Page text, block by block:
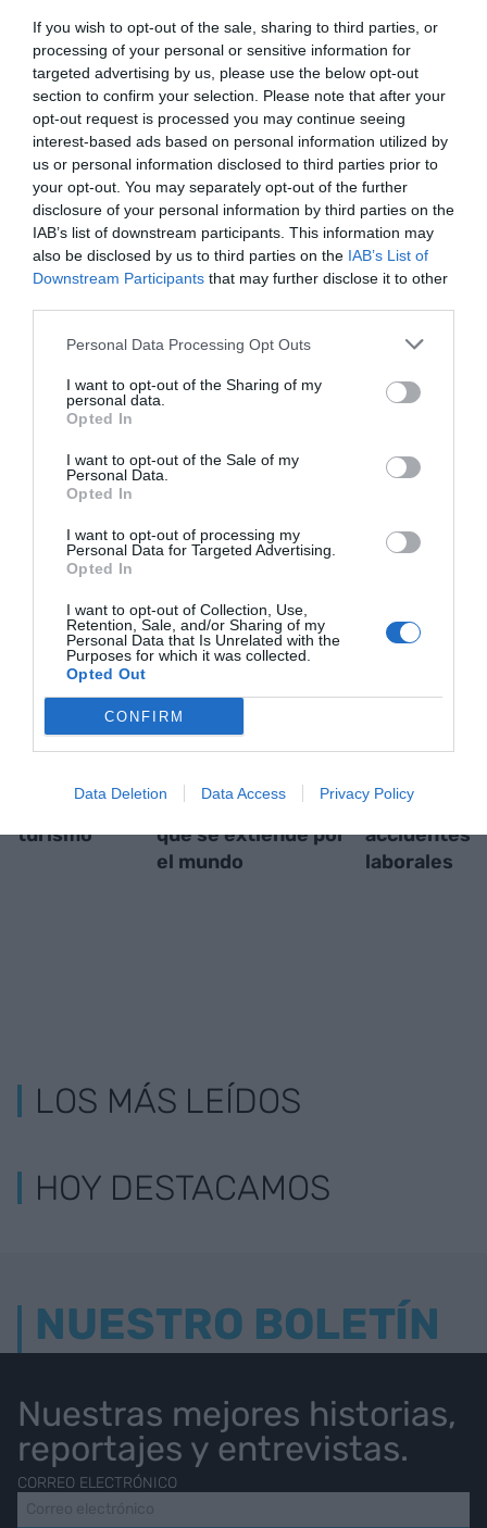
If you wish to opt-out of the sale, sharing to third parties, or
processing of your personal or sensitive information for
targeted advertising by us, please use the below opt-out
section to confirm your selection. Please note that after your
opt-out request is processed you may continue seeing
interest-based ads based on personal information utilized by
us or personal information disclosed to third parties prior to
your opt-out. You may separately opt-out of the further
disclosure of your personal information by third parties on the
IAB’s list of downstream participants. This information may
also be disclosed by us to third parties on the IAB’s List of
Downstream Participants that may further disclose it to other
Personal Data Processing Opt Outs
I want to opt-out of the Sharing of my
personal data.
Opted In
I want to opt-out of the Sale of my
Personal Data.
Opted In
I want to opt-out of processing my
Personal Data for Targeted Advertising.
Opted In
I want to opt-out of Collection, Use,
Retention, Sale, and/or Sharing of my
Personal Data that Is Unrelated with the
Purposes for which it was collected.
Opted Out
CONFIRM
Data Deletion Data Access Privacy Policy
Ana M. González durante la grabación del sexto
episodio de 'Historias de Éxito' | Txell Ferré
AñadirVIA Empresa como fuente preferida
de Google de forma gratuita
Mantente informado con las últimas noticias de
RELACIONADAS
Identify Travel, la
modernización del
turismo
Plasticband, el
embalaje catalán
que se extiende por
el mundo
catalana a
accidentes
laborales
LOS MÁS LEÍDOS
HOY DESTACAMOS
NUESTRO BOLETÍN
Nuestras mejores historias,
reportajes y entrevistas.
CORREO ELECTRÓNICO